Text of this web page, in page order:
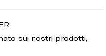
sui nostri prodotti,